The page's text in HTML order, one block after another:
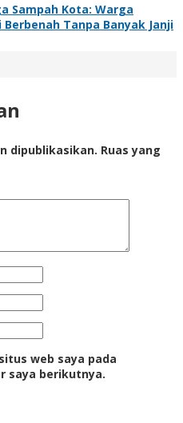
Sampah Kota: Warga
Tanpa Banyak Janji
dipublikasikan. Ruas yang
web saya pada
saya berikutnya.